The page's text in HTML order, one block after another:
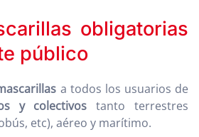
obligatorias
público
a todos los usuarios de
y colectivos tanto terrestres
etc), aéreo y marítimo.